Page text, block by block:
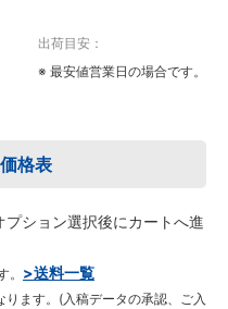
出荷目安：
※ 最安値営業日の場合です。
格表
プション選択後にカートへ進
>送料一覧
ます。(入稿データの承認、ご入